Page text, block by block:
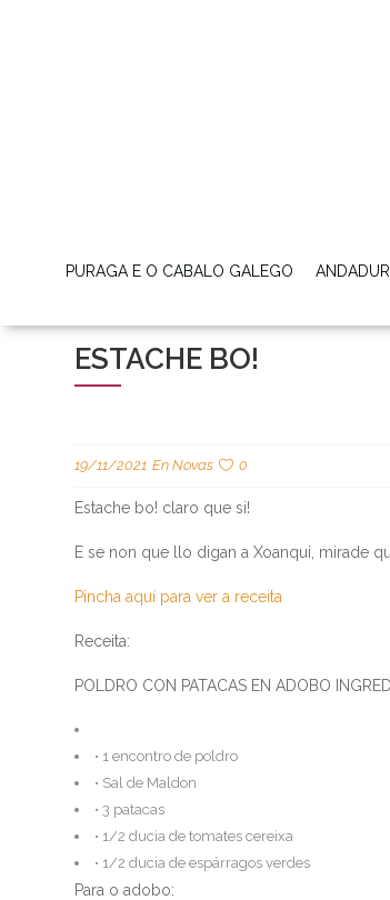
PURAGA E O CABALO GALEGO
ESTACHE BO!
19/11/2021 EnNovas 0
Estache bo! claro que si!
E se non que llo digan a Xoanqui, mirade
Pincha aquí para ver a receita
Receita:
POLDRO CON PATACAS EN ADOBO
• 1 encontro de poldro
• Sal de Maldon
• 3 patacas
• 1/2 ducia de tomates cereixa
• 1/2 ducia de espárragos verdes
Para o adobo: